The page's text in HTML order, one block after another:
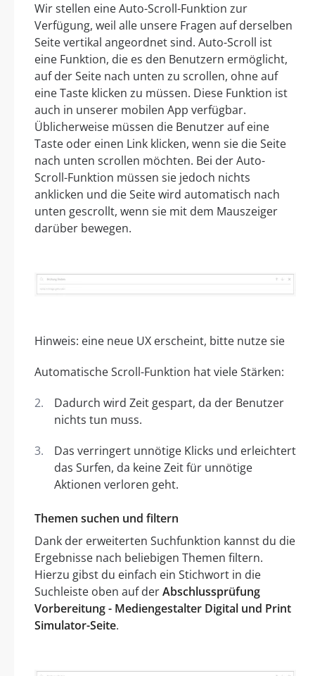
Wir stellen eine Auto-Scroll-Funktion zur
Verfügung, weil alle unsere Fragen auf derselben
Seite vertikal angeordnet sind. Auto-Scroll ist
eine Funktion, die es den Benutzern ermöglicht,
auf der Seite nach unten zu scrollen, ohne auf
eine Taste klicken zu müssen. Diese Funktion ist
auch in unserer mobilen App verfügbar.
Üblicherweise müssen die Benutzer auf eine
Taste oder einen Link klicken, wenn sie die Seite
nach unten scrollen möchten. Bei der Auto-
Scroll-Funktion müssen sie jedoch nichts
anklicken und die Seite wird automatisch nach
unten gescrollt, wenn sie mit dem Mauszeiger
darüber bewegen.
Hinweis: eine neue UX erscheint, bitte nutze sie
Automatische Scroll-Funktion hat viele Stärken:
Dadurch wird Zeit gespart, da der Benutzer
nichts tun muss.
Das verringert unnötige Klicks und erleichtert
das Surfen, da keine Zeit für unnötige
Aktionen verloren geht.
Themen suchen und filtern
Dank der erweiterten Suchfunktion kannst du die
Ergebnisse nach beliebigen Themen filtern.
Hierzu gibst du einfach ein Stichwort in die
Suchleiste oben auf derAbschlussprüfung
Vorbereitung - Mediengestalter Digital und Print
Simulator-Seite.